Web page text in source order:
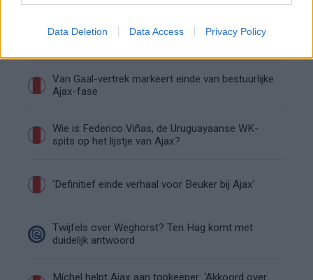
Data Deletion Data Access Privacy Policy
Steijn: ‘Bergwijn was niet mijn eerste keus als
Van Gaal-vertrek markeert einde van bestuurlijke
Ajax-fase
Wie is Federico Viñas, de Uruguayaanse WK-
spits op het lijstje van Ajax?
‘Definitief einde verhaal voor Beuker bij Ajax’
Twijfels over Weghorst? Ten Hag komt met
duidelijk antwoord
Míchel helpt Ajax aan topkeeper: ‘Akkoord over